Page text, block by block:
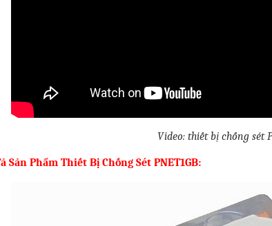
Video: thiết bị chống sét
Sản Phẩm Thiết Bị Chống Sét PNET1GB: